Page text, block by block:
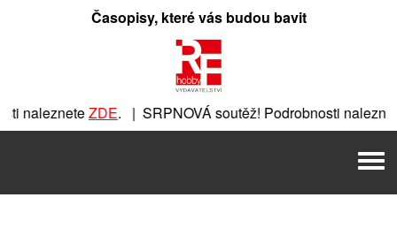
Časopisy, které vás budou bavit
nalezneteZDE. | SRPNOVÁ soutěž! Podrobnosti
. |